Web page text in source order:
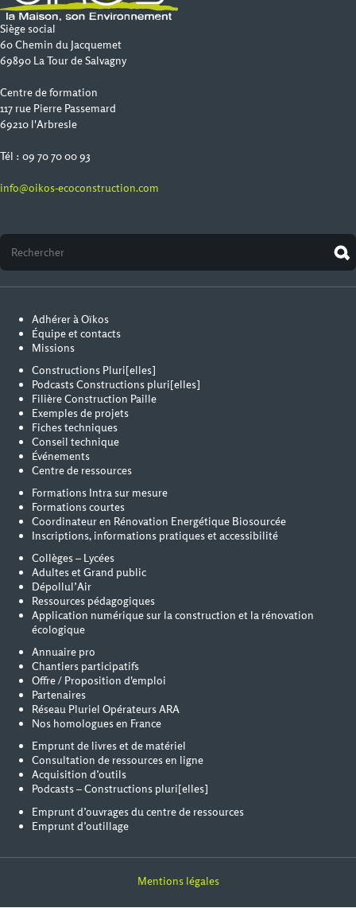
Siège social
60 Chemin du Jacquemet
69890 La Tour de Salvagny
Centre de formation
117 rue Pierre Passemard
69210 l'Arbresle
Tél : 09 70 70 00 93
info@oikos-ecoconstruction.com
Adhérer à Oïkos
Équipe et contacts
Missions
Constructions Pluri[elles]
Podcasts Constructions pluri[elles]
Filière Construction Paille
Exemples de projets
Fiches techniques
Conseil technique
Événements
Centre de ressources
Formations Intra sur mesure
Formations courtes
Coordinateur en Rénovation Energétique Biosourcée
Inscriptions, informations pratiques et accessibilité
Collèges – Lycées
Adultes et Grand public
Dépollul’Air
Ressources pédagogiques
Application numérique sur la construction et la rénovation
écologique
Annuaire pro
Chantiers participatifs
Offre / Proposition d'emploi
Partenaires
Réseau Pluriel Opérateurs ARA
Nos homologues en France
Emprunt de livres et de matériel
Consultation de ressources en ligne
Acquisition d’outils
Podcasts – Constructions pluri[elles]
Emprunt d’ouvrages du centre de ressources
Emprunt d’outillage
Mentions légales